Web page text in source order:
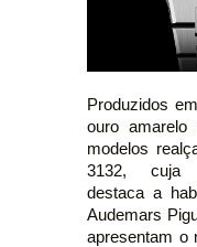
Produzidos
ouro amarelo
modelos
3132, cuja
destaca a
Audemars
apresentam o